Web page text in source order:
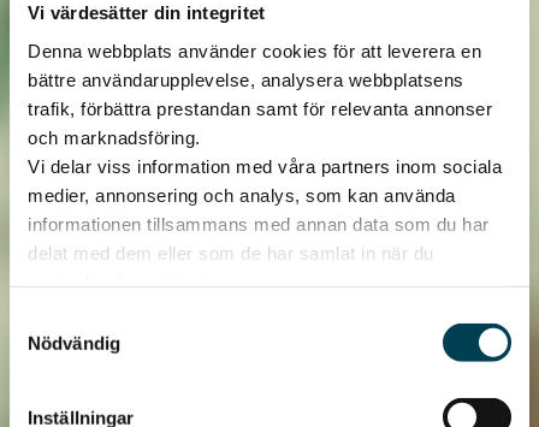
Vi värdesätter din integritet
Denna webbplats använder cookies för att leverera en
bättre användarupplevelse, analysera webbplatsens
trafik, förbättra prestandan samt för relevanta annonser
och marknadsföring.
Vi delar viss information med våra partners inom sociala
medier, annonsering och analys, som kan använda
informationen tillsammans med annan data som du har
delat med dem eller som de har samlat in när du
Nödvändig
Inställningar